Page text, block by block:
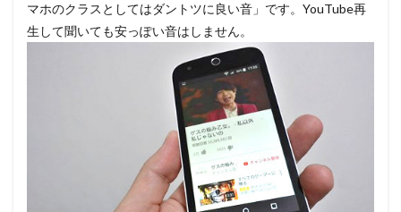
マホのクラスとしてはダントツに良い音」です。YouTube再
生して聞いても安っぽい音はしません。